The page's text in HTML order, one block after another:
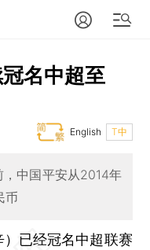
名中超至
T中
English
中国平安从2014年
币
已经冠名中超联赛